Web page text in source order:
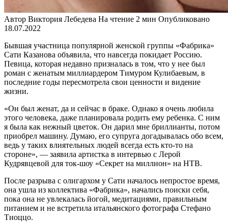
Автор Виктория Лебедева На чтение 2 мин Опубликовано
18.07.2022
Бывшая участница популярной женской группы «Фабрика»
Сати Казанова объявила, что навсегда покидает Россию.
Певица, которая недавно призналась в том, что у нее был
роман с женатым миллиардером Тимуром Кулибаевым, в
последние годы пересмотрела свои ценности и видение
жизни.
«Он был женат, да и сейчас в браке. Однако я очень любила
этого человека, даже планировала родить ему ребенка. С ним
я была как нежный цветок. Он дарил мне бриллианты, потом
приобрел машину. Думаю, его супруга догадывалась обо всем,
ведь у таких влиятельных людей всегда есть кто-то на
стороне», — заявила артистка в интервью с Лерой
Кудрявцевой для ток-шоу «Секрет на миллион» на НТВ.
После разрыва с олигархом у Сати началось непростое время,
она ушла из коллектива «Фабрика», начались поиски себя,
пока она не увлекалась йогой, медитациями, правильным
питанием и не встретила итальянского фотографа Стефано
Тиоццо.